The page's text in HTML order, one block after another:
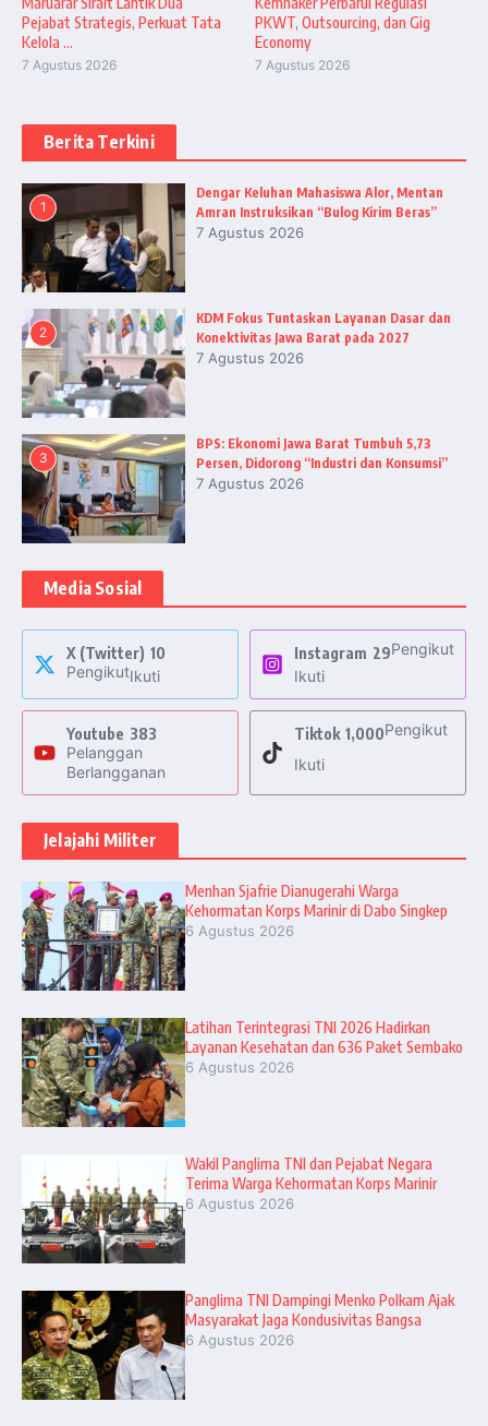
Pejabat Strategis, Perkuat Tata
Kelola ...
7 Agustus 2026
PKWT, Outsourcing, dan Gig
Economy
7 Agustus 2026
Berita Terkini
1
Dengar Keluhan Mahasiswa Alor, Mentan
Amran Instruksikan “Bulog Kirim Beras”
7 Agustus 2026
2
KDM Fokus Tuntaskan Layanan Dasar dan
Konektivitas Jawa Barat pada 2027
7 Agustus 2026
3
BPS: Ekonomi Jawa Barat Tumbuh 5,73
Persen, Didorong “Industri dan Konsumsi”
7 Agustus 2026
Media Sosial
X (Twitter) 10
PengikutIkuti
Instagram 29Pengikut
Ikuti
Youtube 383
Pelanggan
Berlangganan
Tiktok 1,000Pengikut
Ikuti
Jelajahi Militer
Menhan Sjafrie Dianugerahi Warga
Kehormatan Korps Marinir di Dabo Singkep
6 Agustus 2026
Latihan Terintegrasi TNI 2026 Hadirkan
Layanan Kesehatan dan 636 Paket Sembako
6 Agustus 2026
Wakil Panglima TNI dan Pejabat Negara
Terima Warga Kehormatan Korps Marinir
6 Agustus 2026
Panglima TNI Dampingi Menko Polkam Ajak
Masyarakat Jaga Kondusivitas Bangsa
6 Agustus 2026